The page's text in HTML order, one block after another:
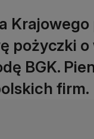
pożyczki
BGK.
firm.